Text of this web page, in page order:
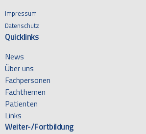
Impressum
Datenschutz
Quicklinks
News
Über uns
Fachpersonen
Fachthemen
Patienten
Links
Weiter-/Fortbildung